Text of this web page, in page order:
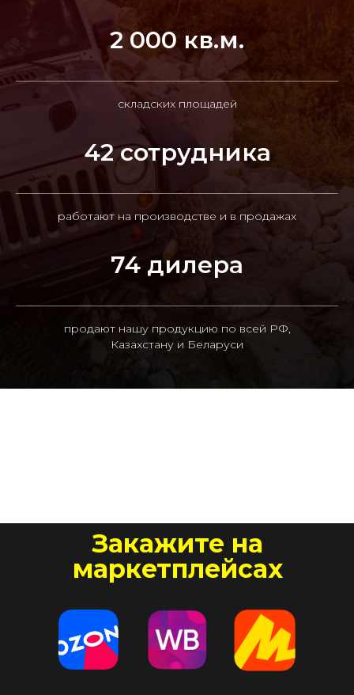
2 000 кв.м.
складских площадей
42 сотрудника
работают на производстве и в продажах
74 дилера
продают нашу продукцию по всей РФ,
Казахстану и Беларуси
Закажите на
маркетплейсах